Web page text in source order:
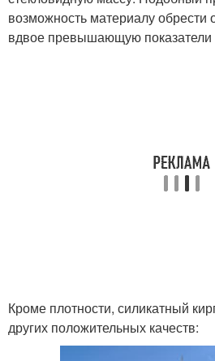
возможность материалу обрести
вдвое превышающую показатели
Кроме плотности, силикатный
других положительных качеств: